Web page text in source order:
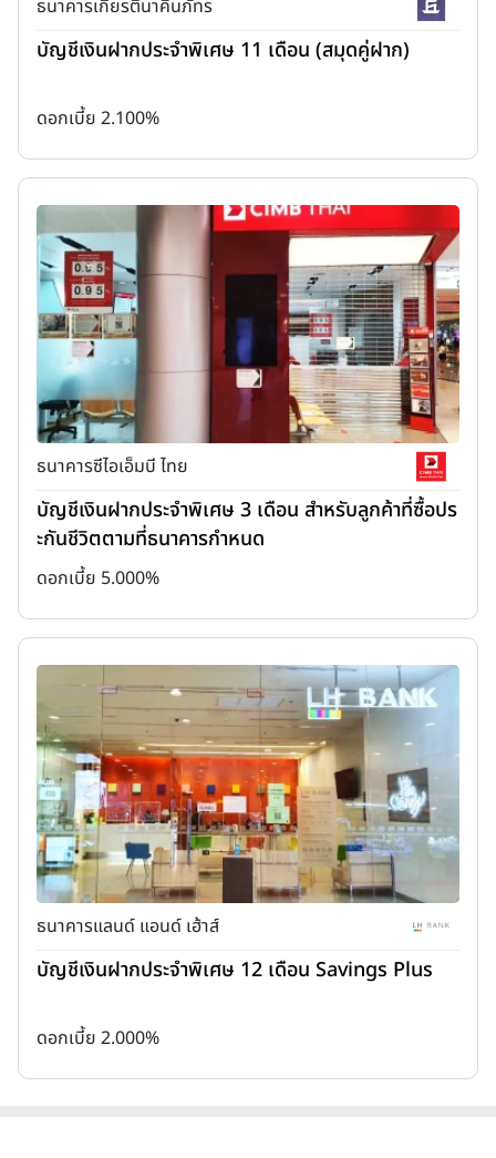
โครงการ และธุรกิจที่มีการดำเนินงานเป็นมิตรต่อสิ่งแวดล้อม เช่น
พลังงาน และการลดการปล่อยก๊าซเรือนกระจก เป็นต้น
สร้างผลตอบแทนที่ยั่งยืนเงินฝากสีเขียวมักมีความเสี่ยงต่ำในระยะ
ยาว เนื่องจากมีการดำเนินงานที่มีความรับผิดชอบ และมีการปฏิบัติ
ตามมาตรฐานสิ่งแวดล้อมที่เข้มงวด
ส่งเสริมภาพลักษณ์ที่ดี
การลงทุนในผลิตภัณฑ์ทางการเงินที่เป็นมิตร
ต่อสิ่งแวดล้อมช่วยส่งเสริมสร้างภาพลักษณ์ที่ดีให้กับบุคคลหรือ
องค์กรที่ลงทุน และอาจมีผลดีต่อธุรกิจในแง่ของการตลาด และความ
สัมพันธ์กับลูกค้า
สนับสนุนการเปลี่ยนแปลงทางสังคมเงินฝากสีเขียวช่วยสนับสนุน
การเปลี่ยนแปลงทางสังคมในทิศทางที่เป็นมิตรต่อสิ่งแวดล้อม และ
เป็นแรงจูงใจให้กับธุรกิจอื่นๆ ให้หันมาดำเนินกิจกรรมที่เป็นมิตรต่อ
สิ่งแวดล้อมมากขึ้น
ข้อเสียของเงินฝากสีเขียว
ผลตอบแทนอาจต่ำกว่าบางครั้งผลตอบแทนจากเงินฝากสีเขียวอาจ
ต่ำกว่าเงินฝากทั่วไป เนื่องจากการลงทุนในโครงการที่เป็นมิตรต่อสิ่ง
แวดล้อมอาจมีค่าใช้จ่ายสูง
ข้อจำกัดในการลงทุนอาจมีข้อจำกัดในการเลือกโครงการหรือ
กิจกรรมที่สามารถลงทุนได้ เนื่องจากต้องปฏิบัติตามมาตรฐานด้าน
สิ่งแวดล้อมที่เข้มงวด
ความเสี่ยงจากโครงการแม้ว่าโครงการสีเขียวจะมีความเสี่ยงต่ำใน
ระยะยาว แต่ก็ยังมีความเสี่ยงจากการเปลี่ยนแปลงนโยบายภาครัฐ
หรือการขาดแคลนทรัพยากรที่จำเป็น
การพัฒนา ซึ่งอาจมีความไม่แน่นอนในด้านความต้องการและการ
ธนาคารเกียรตินาคินภัทร
บัญชีเงินฝากประจำพิเศษ 11 เดือน (สมุดคู่ฝาก)
ดอกเบี้ย 2.100%
ธนาคารซีไอเอ็มบี ไทย
บัญชีเงินฝากประจำพิเศษ 3 เดือน สำหรับลูกค้าที่ซื้อปร
ะกันชีวิตตามที่ธนาคารกำหนด
ดอกเบี้ย 5.000%
ธนาคารแลนด์ แอนด์ เฮ้าส์
บัญชีเงินฝากประจำพิเศษ 12 เดือน Savings Plus
ดอกเบี้ย 2.000%